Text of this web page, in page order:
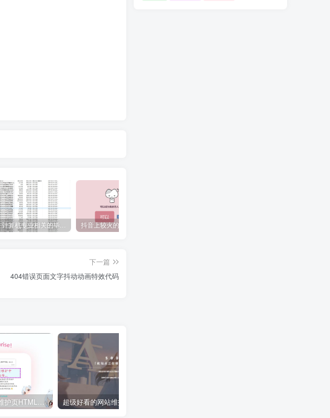
计算机专业相关的毕业设计论文合集免费下载
下一篇
404错误页面文字抖动动画特效代码
二次元风格网站维护页HTML源码